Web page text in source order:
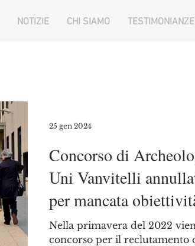
NOTIZIE CHI SIAMO TESTIMONIANZE
Concorso di
Uni Vanvitelli
per mancata
commissione (con
Nella primavera del 2022
concorso per il reclutamento
25 gen 2024